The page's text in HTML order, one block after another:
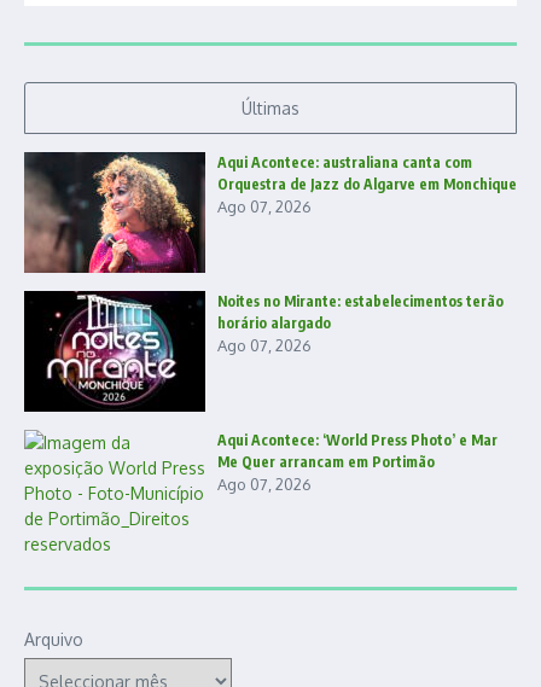
Últimas
Aqui Acontece: australiana canta com
Orquestra de Jazz do Algarve em Monchique
Ago 07, 2026
Noites no Mirante: estabelecimentos terão
horário alargado
Ago 07, 2026
Aqui Acontece: ‘World Press Photo’ e Mar
Me Quer arrancam em Portimão
Ago 07, 2026
Arquivo